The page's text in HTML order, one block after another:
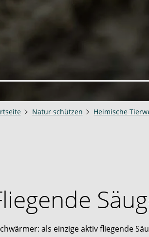
Natur schützen Heimische
als einzige aktiv fliegende